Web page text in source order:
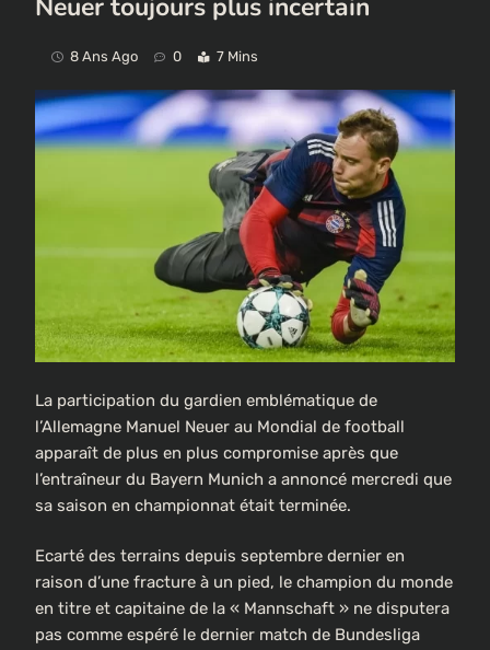
8 Ans Ago 0 7 Mins
La participation du gardien emblématique de
l’Allemagne Manuel Neuer au Mondial de football
apparaît de plus en plus compromise après que
l’entraîneur du Bayern Munich a annoncé mercredi que
sa saison en championnat était terminée.
Ecarté des terrains depuis septembre dernier en
raison d’une fracture à un pied, le champion du monde
en titre et capitaine de la « Mannschaft » ne disputera
pas comme espéré le dernier match de Bundesliga